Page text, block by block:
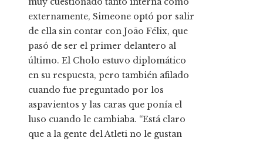
externamente, Simeone optó por salir
de ella sin contar con João Félix, que
pasó de ser el primer delantero al
último. El Cholo estuvo diplomático
en su respuesta, pero también afilado
cuando fue preguntado por los
aspavientos y las caras que ponía el
luso cuando le cambiaba. “Está claro
que a la gente del Atleti no le gustan